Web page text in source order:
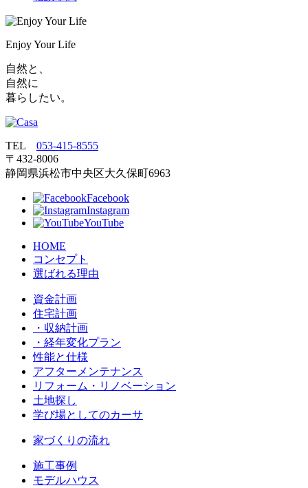
Enjoy Your Life
自然と、
自然に
暮らしたい。
TEL 053‐415‐8555
〒432‐8006
静岡県浜松市中央区大久保町6963
Facebook
Instagram
YouTube
HOME
コンセプト
選ばれる理由
資金計画
住宅計画
・収納計画
・経年変化プラン
性能と仕様
アフターメンテナンス
リフォーム・リノベーション
土地探し
学び場としてのカーサ
家づくりの流れ
施工事例
モデルハウス